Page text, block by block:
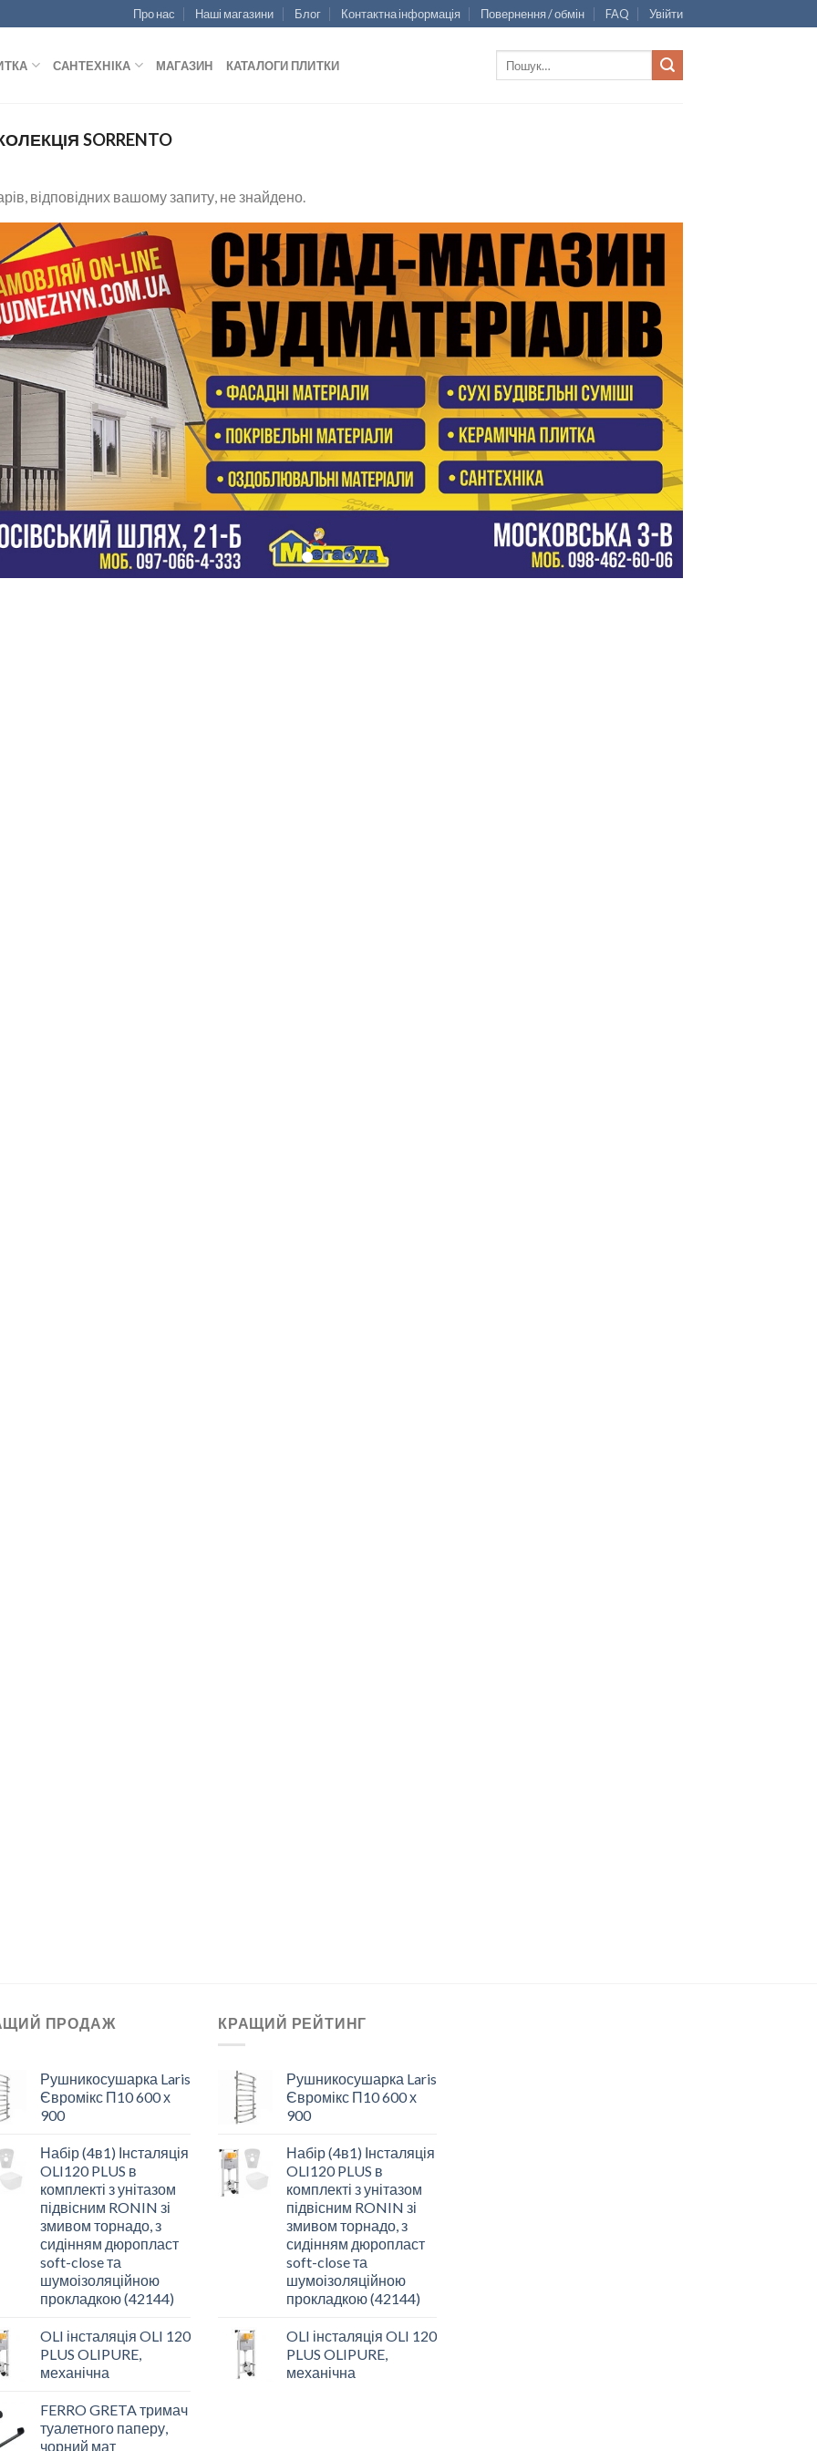
Про нас Наші магазини Блог Контактна інформація Повернення / обмін FAQ Увійти
САНТЕХНІКА МАГАЗИН КАТАЛОГИ ПЛИТКИ
SORRENTO
відповідних вашому запиту, не знайдено.
ПРОДАЖ
Рушникосушарка Laris
Євромікс П10 600 х
900
Набір (4в1) Інсталяція
OLI120 PLUS в
комплекті з унітазом
підвісним RONIN зі
змивом торнадо, з
сидінням дюропласт
soft-close та
шумоізоляційною
прокладкою (42144)
OLI інсталяція OLI 120
PLUS OLIPURE,
механічна
FERRO GRETA тримач
туалетного паперу,
чорний мат
КРАЩИЙ РЕЙТИНГ
Рушникосушарка Laris
Євромікс П10 600 х
900
Набір (4в1) Інсталяція
OLI120 PLUS в
комплекті з унітазом
підвісним RONIN зі
змивом торнадо, з
сидінням дюропласт
soft-close та
шумоізоляційною
прокладкою (42144)
OLI інсталяція OLI 120
PLUS OLIPURE,
механічна